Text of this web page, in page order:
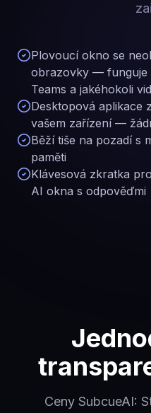
Plovoucí okno se
obrazovky — funguje
Teams a jakéhokoli
Desktopová aplikace
vašem zařízení —
Běží tiše na pozadí s
paměti
Klávesová zkratka
AI okna s odpověďmi
Ceny SubcueAI: